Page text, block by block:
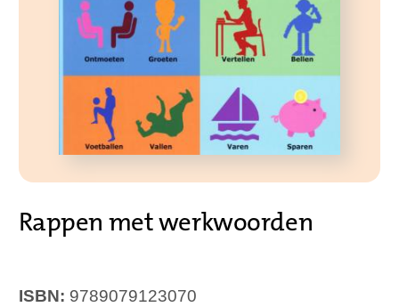
Rappen met werkwoorden
ISBN: 9789079123070